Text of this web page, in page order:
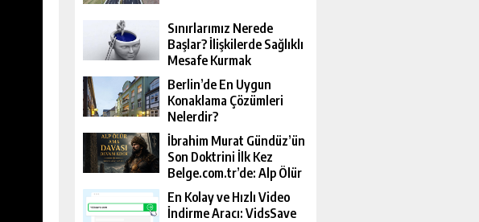
Sınırlarımız Nerede
Başlar? İlişkilerde Sağlıklı
Mesafe Kurmak
Berlin’de En Uygun
Konaklama Çözümleri
Nelerdir?
İbrahim Murat Gündüz’ün
Son Doktrini İlk Kez
Belge.com.tr’de: Alp Ölür
Ama Davası Devam Eder
En Kolay ve Hızlı Video
İndirme Aracı: VidsSave